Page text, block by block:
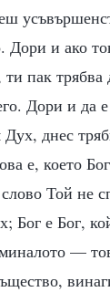
и ако
пак трябва
Дори и да
днес
е, което
Той не
Бог е Бог,
—